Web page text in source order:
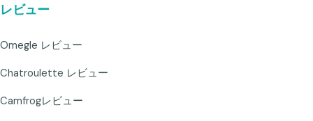
レビュー
Omegle レビュー
Chatroulette レビュー
Camfrogレビュー